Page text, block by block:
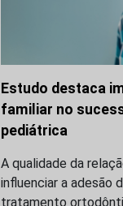
Estudo destaca
familiar no
pediátrica
A qualidade da
influenciar a adesão
tratamento